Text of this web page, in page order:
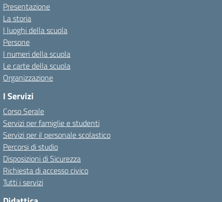
Presentazione
La storia
I luoghi della scuola
Persone
I numeri della scuola
Le carte della scuola
Organizzazione
I Servizi
Corso Serale
Servizi per famiglie e studenti
Servizi per il personale scolastico
Percorsi di studio
Disposizioni di Sicurezza
Richiesta di accesso civico
Tutti i servizi